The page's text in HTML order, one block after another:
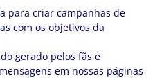
para criar campanhas de
com os objetivos da
gerado pelos fãs e
em nossas páginas